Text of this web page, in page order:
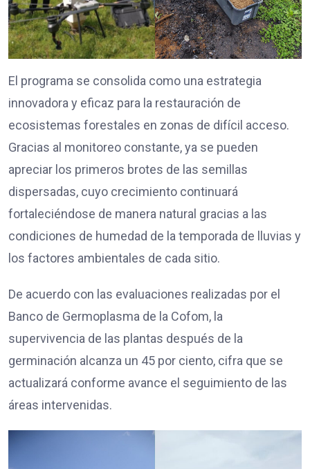
El programa se consolida como una estrategia
innovadora y eficaz para la restauración de
ecosistemas forestales en zonas de difícil acceso.
Gracias al monitoreo constante, ya se pueden
apreciar los primeros brotes de las semillas
dispersadas, cuyo crecimiento continuará
fortaleciéndose de manera natural gracias a las
condiciones de humedad de la temporada de lluvias y
los factores ambientales de cada sitio.
De acuerdo con las evaluaciones realizadas por el
Banco de Germoplasma de la Cofom, la
supervivencia de las plantas después de la
germinación alcanza un 45 por ciento, cifra que se
actualizará conforme avance el seguimiento de las
áreas intervenidas.